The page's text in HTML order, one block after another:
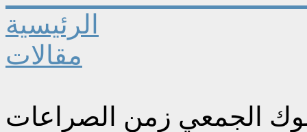
الرئيسية
مقالات
الجمعي زمن الصراعات